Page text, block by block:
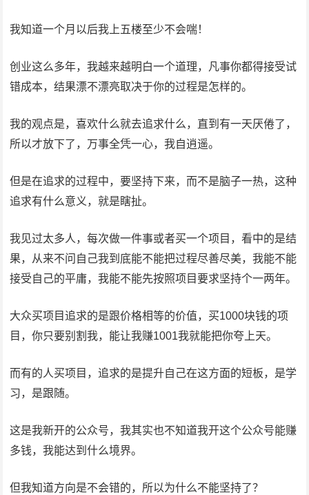
我知道一个月以后我上五楼至少不会喘！
创业这么多年，我越来越明白一个道理，凡事你都得接受试
错成本，结果漂不漂亮取决于你的过程是怎样的。
我的观点是，喜欢什么就去追求什么，直到有一天厌倦了，
所以才放下了，万事全凭一心，我自逍遥。
但是在追求的过程中，要坚持下来，而不是脑子一热，这种
追求有什么意义，就是瞎扯。
我见过太多人，每次做一件事或者买一个项目，看中的是结
果，从来不问自己我到底能不能把过程尽善尽美，我能不能
接受自己的平庸，我能不能先按照项目要求坚持个一两年。
大众买项目追求的是跟价格相等的价值，买1000块钱的项
目，你只要别割我，能让我赚1001我就能把你夸上天。
而有的人买项目，追求的是提升自己在这方面的短板，是学
习，是跟随。
这是我新开的公众号，我其实也不知道我开这个公众号能赚
多钱，我能达到什么境界。
但我知道方向是不会错的，所以为什么不能坚持了？